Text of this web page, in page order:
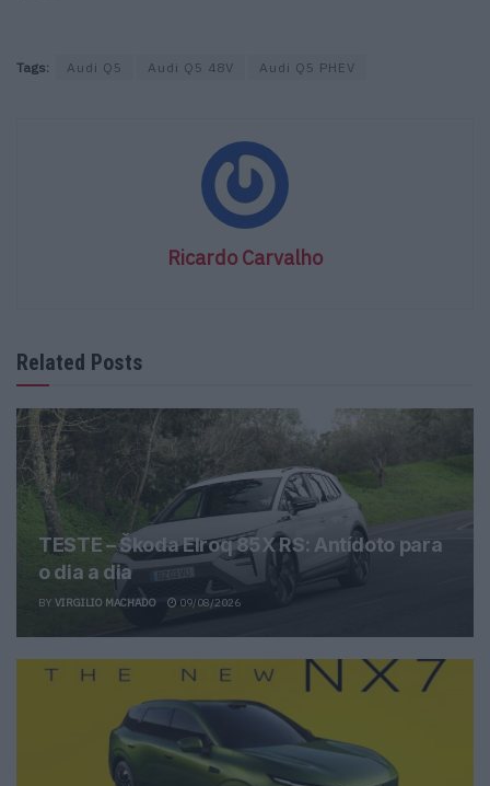
Tags: Audi Q5 Audi Q5 48V Audi Q5 PHEV
Ricardo Carvalho
Related Posts
TESTE – Škoda Elroq 85X RS: Antídoto para
o dia a dia
BY VIRGILIO MACHADO 09/08/2026